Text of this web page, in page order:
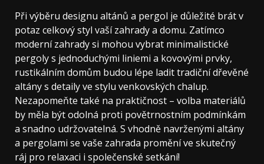
Při výběru designu altánů a pergol je důležité brát v
potaz celkový styl vaší zahrady a domu. Zatímco
moderní zahrady si mohou vybrat minimalistické
pergoly s jednoduchými liniemi a kovovými prvky,
rustikálním domům budou lépe ladit tradiční dřevěné
altány s detaily ve stylu venkovských chalup.
Nezapomeňte také na praktičnost – volba materiálů
by měla být odolná proti povětrnostním podmínkám
a snadno udržovatelná. S vhodně navrženými altány
a pergolami se vaše zahrada promění ve skutečný
ráj pro relaxaci i společenské setkání!